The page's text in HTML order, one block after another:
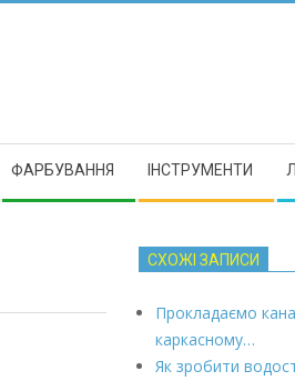
ФАРБУВАННЯ ІНСТРУМЕНТИ
СХОЖІ ЗАПИСИ
Прокладаємо
каркасному…
Як зробити